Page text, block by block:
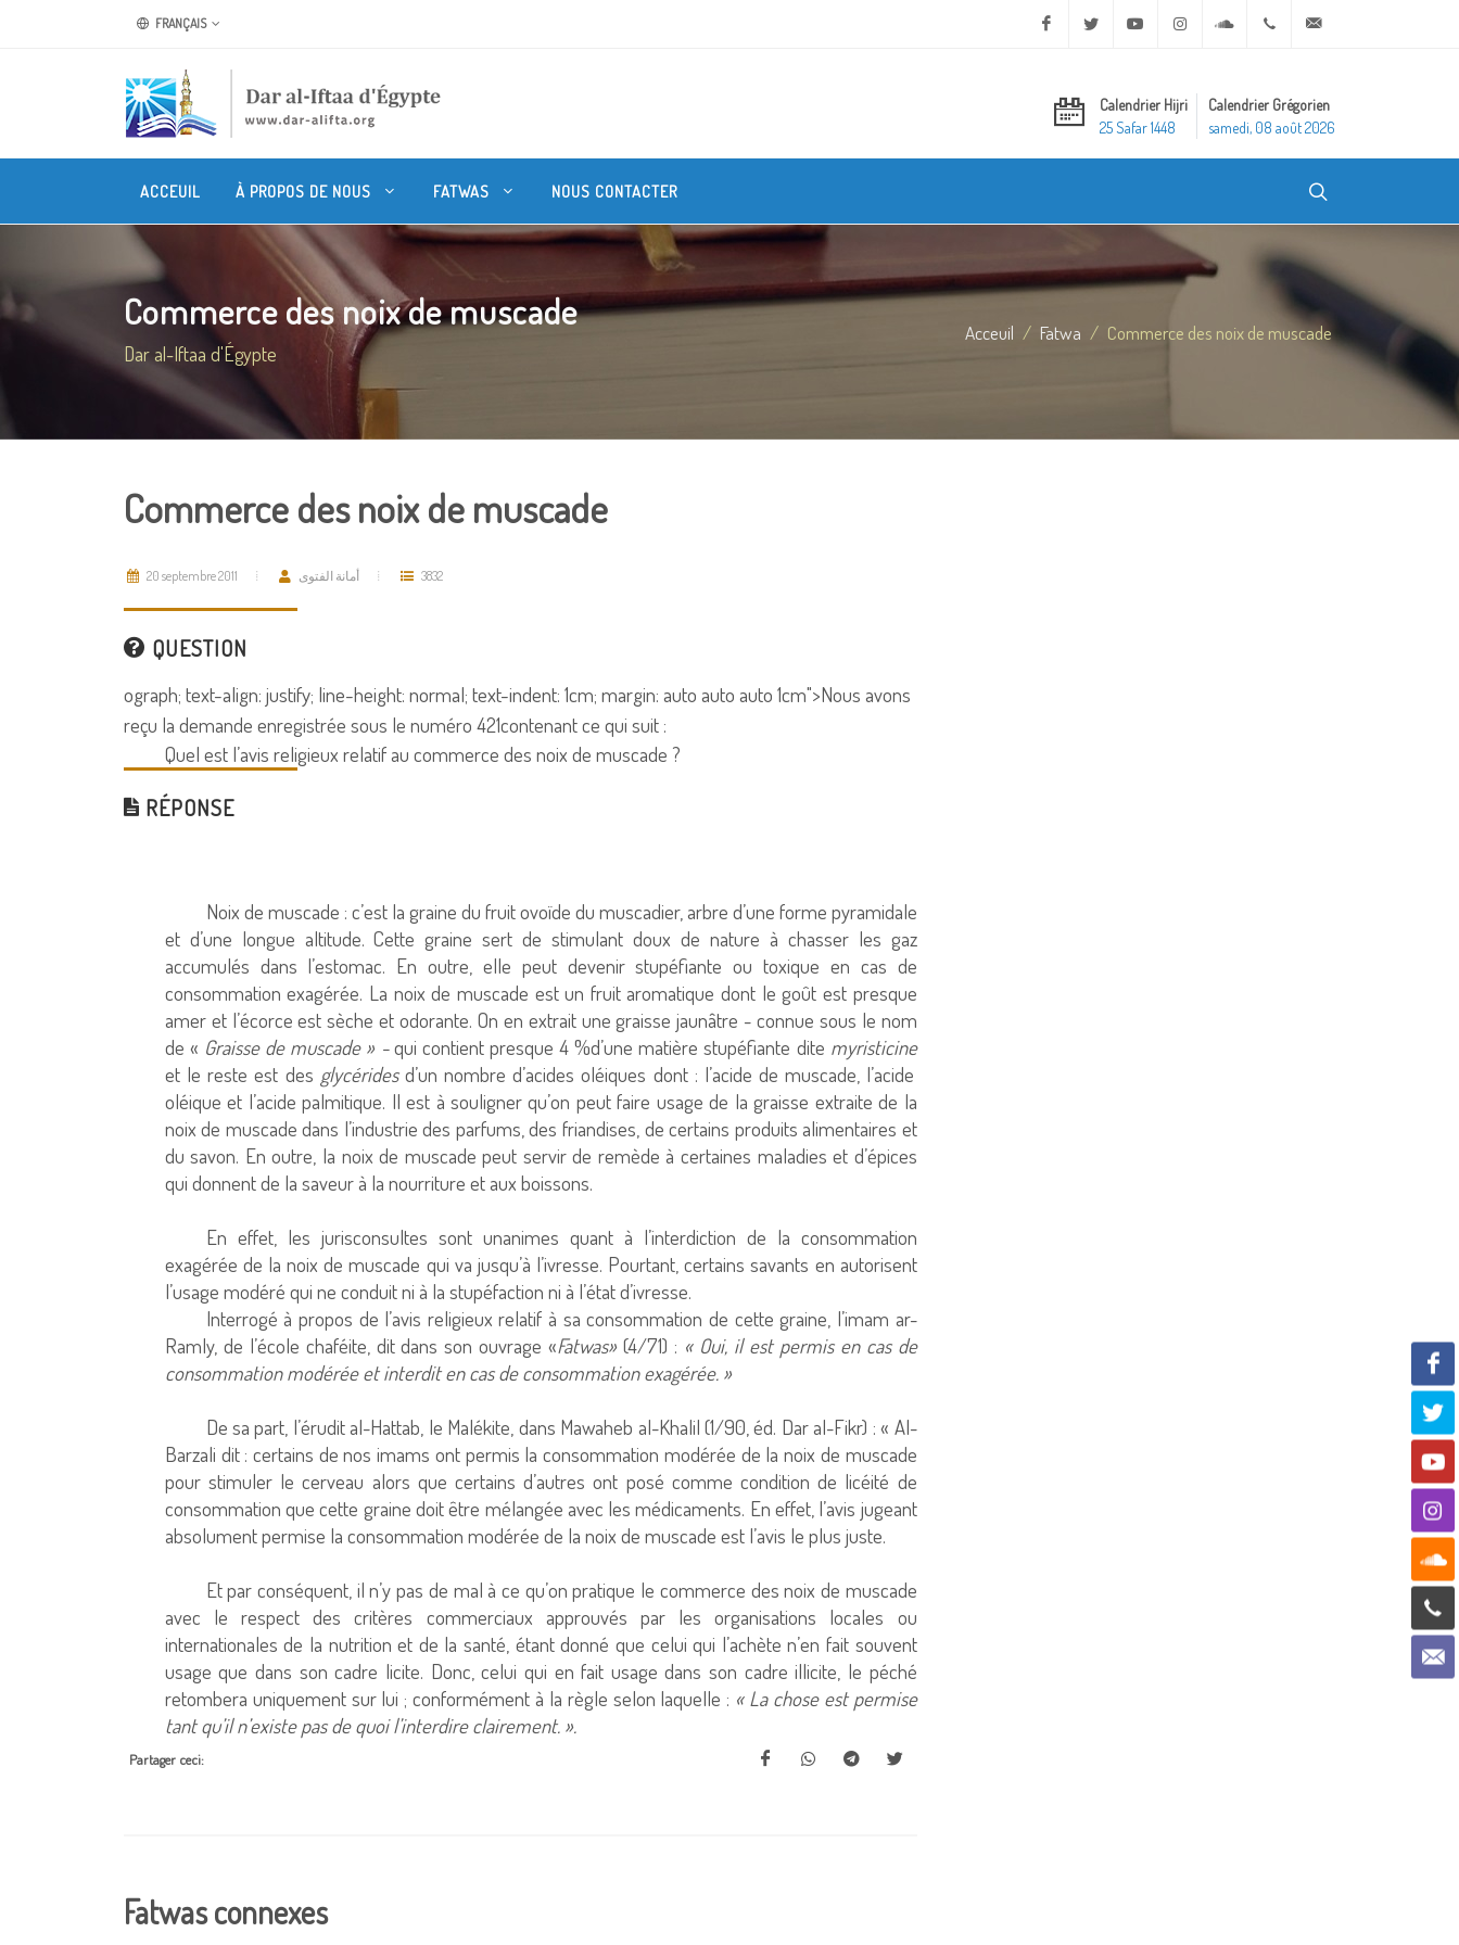
FRANÇAIS Facebook Twitter Youtube Instagram Soundcloud+20 2 25970400
Calendrier Hijri
25 Safar 1448
Calendrier Grégorien
samedi, 08 août 2026
ACCEUIL À PROPOS DE NOUS FATWAS NOUS CONTACTER
Commerce des noix de muscade
Dar al-Iftaa d'Égypte
Acceuil Fatwa Commerce des noix de muscade
Commerce des noix de muscade
20 septembre 2011 أمانة الفتوى 3832
QUESTION
ograph; text-align: justify; line-height: normal; text-indent: 1cm; margin: auto auto auto 1cm">Nous avons
reçu la demande enregistrée sous le numéro 421contenant ce qui suit :
Quel est l’avis religieux relatif au commerce des noix de muscade ?
RÉPONSE
Noix de muscade : c’est la graine du fruit ovoïde du muscadier, arbre d’une forme pyramidale
et d’une longue altitude. Cette graine sert de stimulant doux de nature à chasser les gaz
accumulés dans l’estomac. En outre, elle peut devenir stupéfiante ou toxique en cas de
consommation exagérée. La noix de muscade est un fruit aromatique dont le goût est presque
amer et l’écorce est sèche et odorante. On en extrait une graisse jaunâtre - connue sous le nom
de « Graisse de muscade » -qui contient presque 4%d’une matière stupéfiante dite myristicine
et le reste est des glycéridesd’un nombre d’acides oléiques dont : l’acide de muscade, l’acide
oléique et l’acide palmitique. Il est à souligner qu’on peut faire usage de la graisse extraite de la
noix de muscade dans l’industrie des parfums, des friandises, de certains produits alimentaires et
du savon. En outre, la noix de muscade peut servir de remède à certaines maladies et d’épices
qui donnent de la saveur à la nourriture et aux boissons.
En effet, les jurisconsultes sont unanimes quant à l’interdiction de la consommation
exagérée de la noix de muscade qui va jusqu’à l’ivresse. Pourtant, certains savants en autorisent
l’usage modéré qui ne conduit ni à la stupéfaction ni à l’état d’ivresse.
Interrogé à propos de l’avis religieux relatif à sa consommation de cette graine, l’imam ar-
Ramly, de l’école chaféite, dit dans son ouvrage «Fatwas»(4/71) : « Oui, il est permis en cas de
consommation modérée et interdit en cas de consommation exagérée. »
De sa part, l’érudit al-Hattab, le Malékite, dans Mawaheb al-Khalil (1/90, éd. Dar al-Fikr) : « Al-
Barzali dit : certains de nos imams ont permis la consommation modérée de la noix de muscade
pour stimuler le cerveau alors que certains d’autres ont posé comme condition de licéité de
consommation que cette graine doit être mélangée avec les médicaments. En effet, l’avis jugeant
absolument permise la consommation modérée de la noix de muscade est l’avis le plus juste.
Et par conséquent, il n’y pas de mal à ce qu’on pratique le commerce des noix de muscade
avec le respect des critères commerciaux approuvés par les organisations locales ou
internationales de la nutrition et de la santé, étant donné que celui qui l’achète n’en fait souvent
usage que dans son cadre licite. Donc, celui qui en fait usage dans son cadre illicite, le péché
retombera uniquement sur lui ; conformément à la règle selon laquelle : « La chose est permise
tant qu’il n’existe pas de quoi l’interdire clairement. ».
Partager ceci:
Fatwas connexes